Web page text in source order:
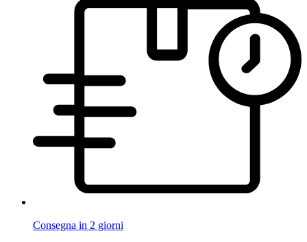
Consegna in 2 giorni